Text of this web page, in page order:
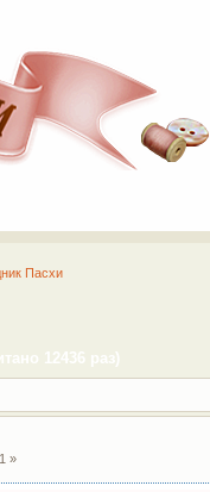
Пасхи
12436 раз)
»